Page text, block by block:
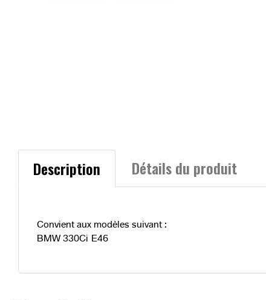
Description Détails du produit
Convient aux modèles suivant :
BMW 330Ci E46